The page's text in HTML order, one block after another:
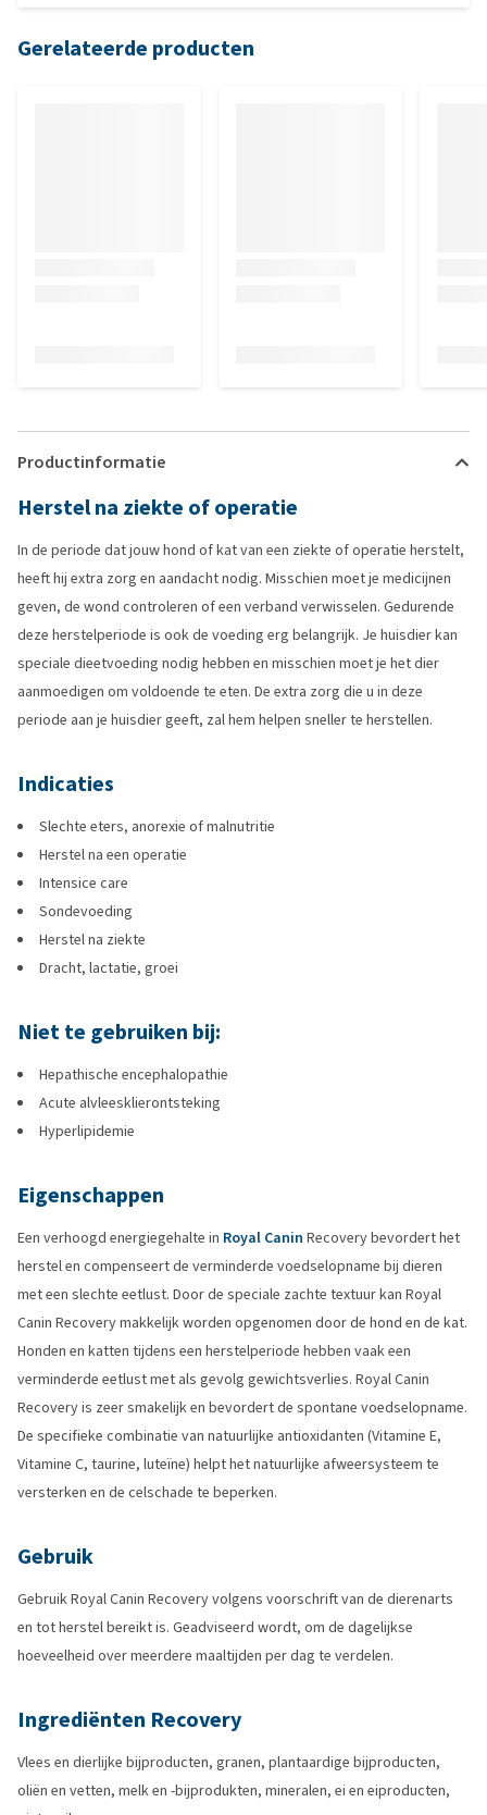
Gerelateerde producten
Productinformatie
Herstel na ziekte of operatie
In de periode dat jouw hond of kat van een ziekte of operatie herstelt,
heeft hij extra zorg en aandacht nodig. Misschien moet je medicijnen
geven, de wond controleren of een verband verwisselen. Gedurende
deze herstelperiode is ook de voeding erg belangrijk. Je huisdier kan
speciale dieetvoeding nodig hebben en misschien moet je het dier
aanmoedigen om voldoende te eten. De extra zorg die u in deze
periode aan je huisdier geeft, zal hem helpen sneller te herstellen.
Indicaties
Slechte eters, anorexie of malnutritie
Herstel na een operatie
Intensice care
Sondevoeding
Herstel na ziekte
Dracht, lactatie, groei
Niet te gebruiken bij:
Hepathische encephalopathie
Acute alvleesklierontsteking
Hyperlipidemie
Eigenschappen
Een verhoogd energiegehalte in Royal Canin Recovery bevordert het
herstel en compenseert de verminderde voedselopname bij dieren
met een slechte eetlust. Door de speciale zachte textuur kan Royal
Canin Recovery makkelijk worden opgenomen door de hond en de kat.
Honden en katten tijdens een herstelperiode hebben vaak een
verminderde eetlust met als gevolg gewichtsverlies. Royal Canin
Recovery is zeer smakelijk en bevordert de spontane voedselopname.
De specifieke combinatie van natuurlijke antioxidanten (Vitamine E,
Vitamine C, taurine, luteïne) helpt het natuurlijke afweersysteem te
versterken en de celschade te beperken.
Gebruik
Gebruik Royal Canin Recovery volgens voorschrift van de dierenarts
en tot herstel bereikt is. Geadviseerd wordt, om de dagelijkse
hoeveelheid over meerdere maaltijden per dag te verdelen.
Ingrediënten Recovery
Vlees en dierlijke bijproducten, granen, plantaardige bijproducten,
oliën en vetten, melk en -bijprodukten, mineralen, ei en eiproducten,